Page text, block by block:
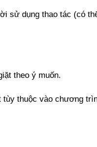
sử dụng thao tác (có
theo ý muốn.
thuộc vào chương